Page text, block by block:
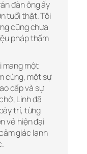
đàn ông ấy
tuổi thật. Tôi
cũng chưa
pháp thẩm
mang một
cúng, một sự
cấp và sự
Linh đã
trí, từng
vẻ hiện đại
giác lạnh